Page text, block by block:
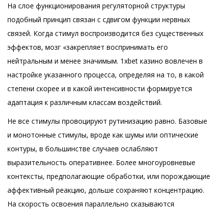
На слое функционирования регуляторной структуры
подобный принцип связан с сдвигом функции нервных
связей. Когда стимул воспроизводится без существенных
эффектов, мозг «закрепляет воспринимать его
нейтральным и менее значимым. 1xbet казино вовлечен в
настройке указанного процесса, определяя на то, в какой
степени скорее и в какой интенсивности формируется
адаптация к различным классам воздействий.
Не все стимулы провоцируют рутинизацию равно. Базовые
и монотонные стимулы, вроде как шумы или оптические
контуры, в большинстве случаев ослабляют
выразительность оперативнее. Более многоуровневые
контексты, предполагающие обработки, или порождающие
аффективный реакцию, дольше сохраняют концентрацию.
На скорость освоения параллельно сказываются